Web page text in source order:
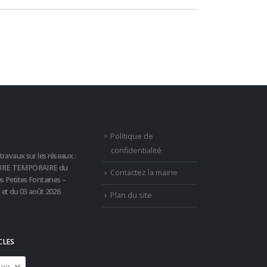
sur les réseaux :
TEMPORAIRE du
Petites Fontaines –
du 03 août 2026
Politique de
confidentialité
Contactez la mairie
Plan du site